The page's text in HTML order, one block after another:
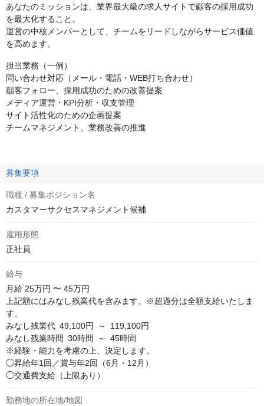
あなたのミッションは、業界最大級の求人サイトで顧客の採用成功
を最大化すること。
運営の中核メンバーとして、チームをリードしながらサービス価値
を高めます。
担当業務（一例）
問い合わせ対応（メール・電話・WEB打ち合わせ）
顧客フォロー、採用成功のための改善提案
メディア運営・KPI分析・収支管理
サイト活性化のための企画提案
チームマネジメント、業務改善の推進
募集要項
職種 / 募集ポジション名
カスタマーサクセスマネジメント候補
雇用形態
正社員
給与
月給 25万円 〜 45万円
上記額にはみなし残業代を含みます。※超過分は全額支給いたしま
す。
みなし残業代 49,100円 ～ 119,100円
みなし残業時間 30時間 ～ 45時間
※経験・能力を考慮の上、決定します。
◯昇給年1回／賞与年2回（6月・12月）
◯交通費支給（上限あり）
勤務地の所在地/地図